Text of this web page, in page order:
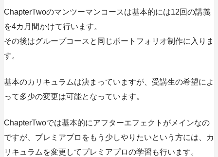
ChapterTwoのマンツーマンコースは基本的には12回の講義
を4カ月間かけて行います。
その後はグループコースと同じポートフォリオ制作に入りま
す。
基本のカリキュラムは決まっていますが、受講生の希望によ
って多少の変更は可能となっています。
ChapterTwoでは基本的にアフターエフェクトがメインなの
ですが、プレミアプロをもう少しやりたいという方には、カ
リキュラムを変更してプレミアプロの学習も行います。